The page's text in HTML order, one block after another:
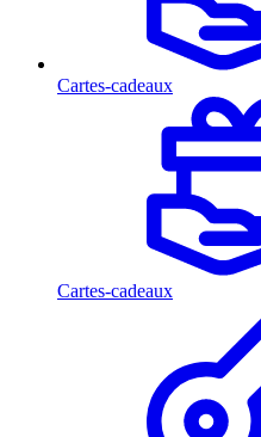
Cartes-cadeaux
Cartes-cadeaux